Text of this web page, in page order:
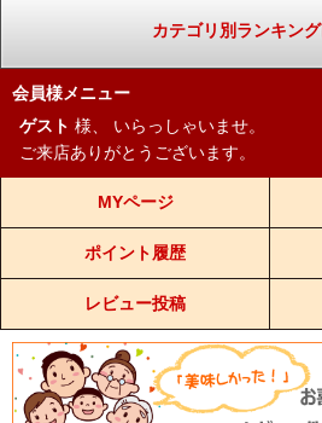
カテゴリ別ランキン
会員様メニュー
ゲスト 様、
いらっしゃいませ。
ご来店ありがとうございます。
MYページ
ポイント履歴
レビュー投稿